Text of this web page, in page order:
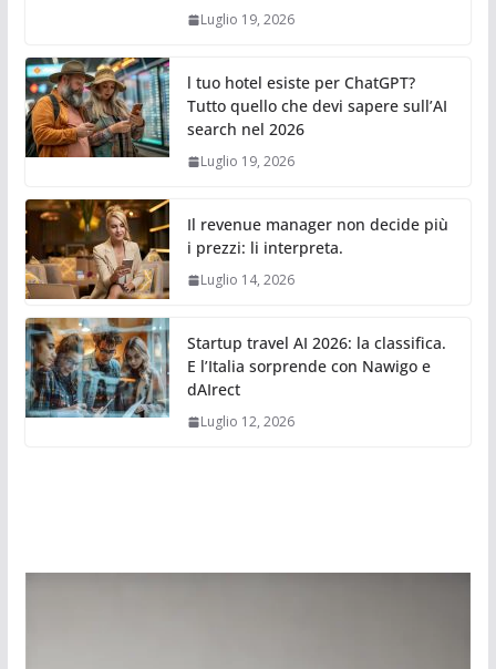
Luglio 19, 2026
l tuo hotel esiste per ChatGPT?
Tutto quello che devi sapere sull’AI
search nel 2026
Luglio 19, 2026
Il revenue manager non decide più
i prezzi: li interpreta.
Luglio 14, 2026
Startup travel AI 2026: la classifica.
E l’Italia sorprende con Nawigo e
dAIrect
Luglio 12, 2026